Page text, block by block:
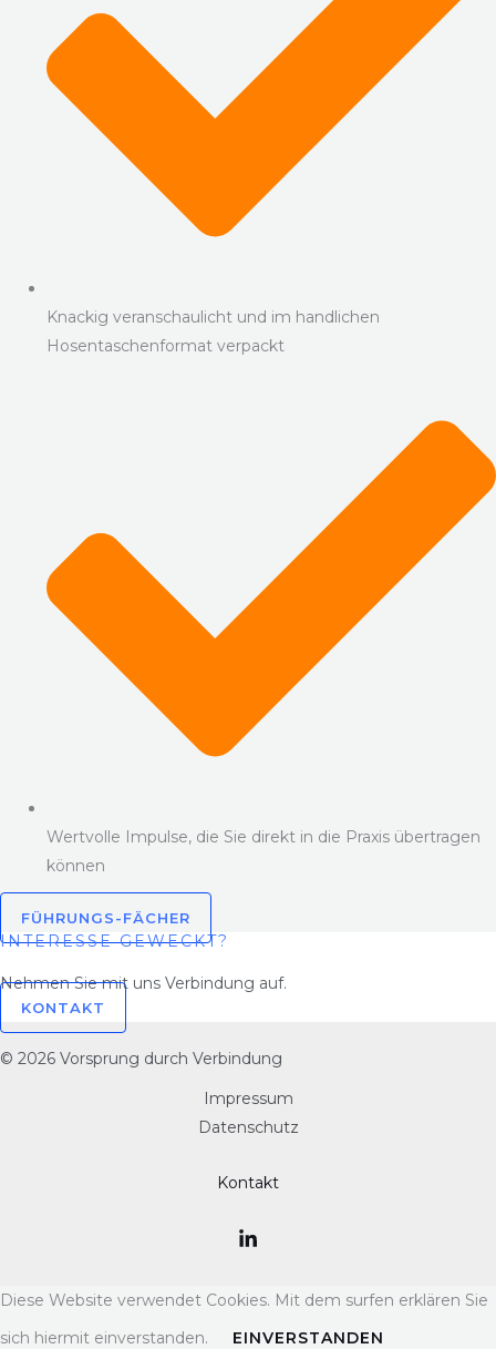
Knackig veranschaulicht und im handlichen
Hosentaschenformat verpackt
Wertvolle Impulse, die Sie direkt in die Praxis übertragen
können
FÜHRUNGS-FÄCHER
INTERESSE GEWECKT?
Nehmen Sie mit uns Verbindung auf.
KONTAKT
© 2026 Vorsprung durch Verbindung
Impressum
Datenschutz
Kontakt
Diese Website verwendet Cookies. Mit dem surfen erklären Sie
sich hiermit einverstanden.
EINVERSTANDEN